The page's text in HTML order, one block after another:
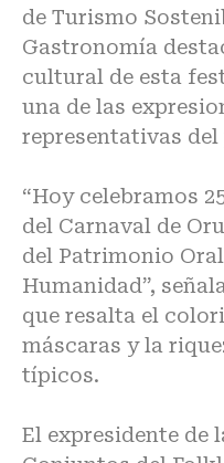
de Turismo
Gastronomía
cultural de esta
una de las
representativas del
“Hoy celebramos
del Carnaval de
del Patrimonio
Humanidad”,
que resalta el
máscaras y la
típicos.
El expresidente de